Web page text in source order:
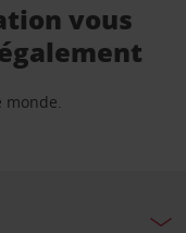
vous
monde.